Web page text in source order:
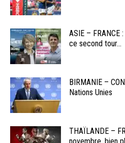
ASIE – FRANCE
ce second tour...
BIRMANIE –
Nations Unies
THAÏLANDE –